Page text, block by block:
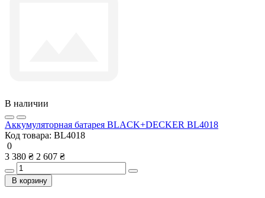
В наличии
Аккумуляторная батарея BLACK+DECKER BL4018
Код товара: BL4018
0
3 380 ₴ 2 607 ₴
В корзину